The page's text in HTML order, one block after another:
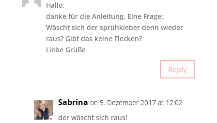
Hallo,
danke für die Anleitung. Eine Frage:
Wäscht sich der sprühkleber denn wieder
raus? Gibt das keine Flecken?
Liebe Grüße
Reply
Sabrina on 5. Dezember 2017 at 12:02
der wäscht sich raus!